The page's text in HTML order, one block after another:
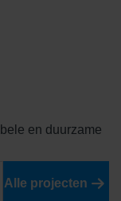
en duurzame
Alle projecten